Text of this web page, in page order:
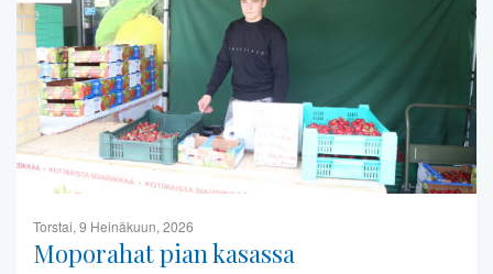
Torstai, 9 Heinäkuun, 2026
Moporahat pian kasassa